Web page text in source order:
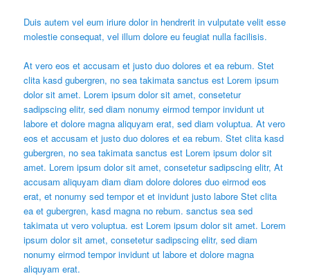
Duis autem vel eum iriure dolor in hendrerit in vulputate velit esse
molestie consequat, vel illum dolore eu feugiat nulla facilisis.
At vero eos et accusam et justo duo dolores et ea rebum. Stet
clita kasd gubergren, no sea takimata sanctus est Lorem ipsum
dolor sit amet. Lorem ipsum dolor sit amet, consetetur
sadipscing elitr, sed diam nonumy eirmod tempor invidunt ut
labore et dolore magna aliquyam erat, sed diam voluptua. At vero
eos et accusam et justo duo dolores et ea rebum. Stet clita kasd
gubergren, no sea takimata sanctus est Lorem ipsum dolor sit
amet. Lorem ipsum dolor sit amet, consetetur sadipscing elitr, At
accusam aliquyam diam diam dolore dolores duo eirmod eos
erat, et nonumy sed tempor et et invidunt justo labore Stet clita
ea et gubergren, kasd magna no rebum. sanctus sea sed
takimata ut vero voluptua. est Lorem ipsum dolor sit amet. Lorem
ipsum dolor sit amet, consetetur sadipscing elitr, sed diam
nonumy eirmod tempor invidunt ut labore et dolore magna
aliquyam erat.